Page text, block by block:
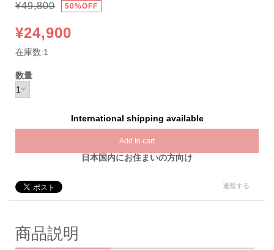
¥49,800 50%OFF
¥24,900
在庫数:1
数量
International shipping available
Add to cart
日本国内にお住まいの方向け
通報する
商品説明